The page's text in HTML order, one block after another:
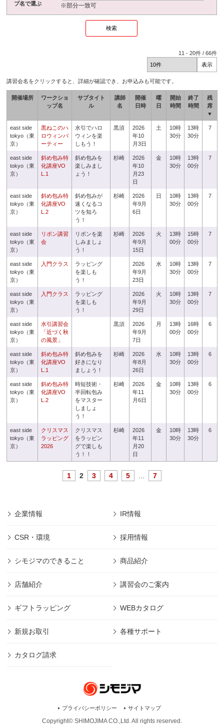
プ名で選ぶ
※部分一致可
11 -20件 /66件
講習会名をクリックすると、詳細が確認でき、お申込みも可能です。
開催場所
ワークショ
ップ名
サブタイト
ル
講師
名
開催
日時
曜
日
開始
時間
終了
時間
残
席
▼
east side
tokyo（東
京）
黒ねこのハ
ロウィンパ
ーティー
水引でハロ
ウィンを楽
しもう！
黒須
2026
年10
月3日
土
10時
30分
13時
30分
7
east side
tokyo（東
京）
斜め包み特
化講座VO
L.1
斜め包みを
楽しみまし
ょう！
杉崎
2026
年10
月23
日
金
10時
30分
13時
00分
7
east side
tokyo（東
京）
斜め包み特
化講座VO
L.2
斜め包みが
速くなるコ
ツを知ろ
う！
杉崎
2026
年9月
6日
日
10時
30分
13時
00分
7
east side
tokyo（東
京）
リボン講習
会
リボンを楽
しみましょ
う！
杉崎
2026
年9月
15日
火
13時
00分
15時
00分
7
east side
tokyo（東
京）
入門クラス
ラッピング
を楽しも
う！
2026
年9月
23日
水
10時
30分
13時
00分
7
east side
tokyo（東
京）
入門クラス
ラッピング
を楽しも
う！
2026
年9月
29日
火
10時
30分
13時
00分
7
east side
tokyo（東
京）
水引講習会
「近づく秋
の風景」
黒須
2026
年9月
7日
月
13時
00分
16時
00分
6
east side
tokyo（東
京）
斜め包み特
化講座VO
L.1
斜め包みを
好きになり
ましょう！
杉崎
2026
年8月
26日
水
10時
30分
13時
00分
6
east side
tokyo（東
京）
斜め包み特
化講座VO
L.2
時短技術・
半回転包み
をマスター
しましょ
う！
杉崎
2026
年11
月6日
金
10時
30分
13時
00分
6
east side
tokyo（東
京）
クリスマス
ラッピング
2026
クリスマス
をラッピン
グで楽しも
う！！
杉崎
2026
年11
月20
日
金
10時
30分
13時
30分
6
1 2 3 4 5 7
企業情報 IR情報
CSR・環境 採用情報
シモジマのできること 商品紹介
店舗紹介 講習会のご案内
ギフトラッピング WEBカタログ
新規お取引 各種サポート
カタログ請求
プライバシーポリシー サイトマップ
Copyright© SHIMOJIMA CO.,Ltd. All rights reserved.